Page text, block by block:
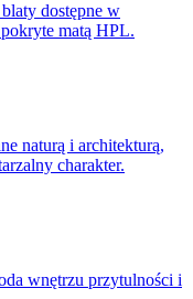
dostępne w
matą HPL.
naturą i architekturą,
charakter.
wnętrzu przytulności i